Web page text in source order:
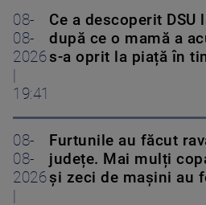
08-
08-
2026
19:41
Ce a descoperit DSU
după ce o mamă a
s-a oprit la piață în
08-
08-
2026
Furtunile au făcut
județe. Mai mulți
și zeci de mașini au